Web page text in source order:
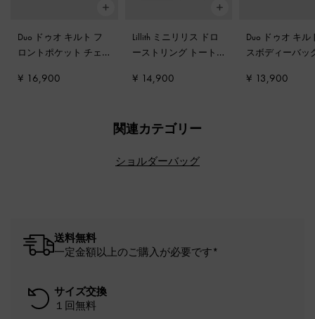
Duo ドゥオ キルト フ
ロントポケット チェ
クリーム
¥ 16,900
Lillith ミニリリス ドロ
ーストリング トート
¥ 14,900
Duo ドゥオ キル
スボディーバッ
¥ 13,900
関連カテゴリー
ショルダーバッグ
送料無料
一定金額以上のご購入が必要です*
サイズ交換
１回無料